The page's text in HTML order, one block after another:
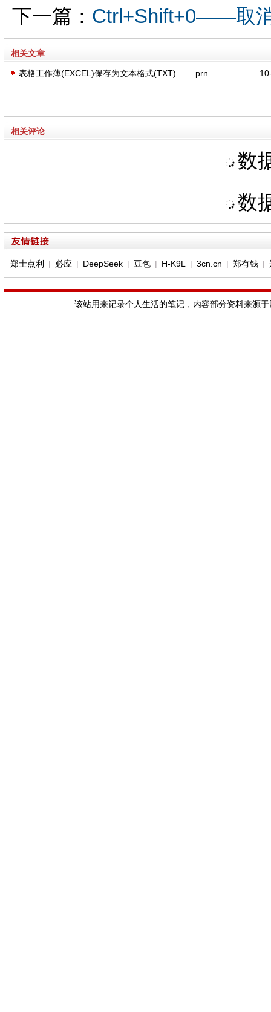
下一篇： Ctrl+Shift+0——取
相关文章
表格工作薄(EXCEL)保存为文本格式(TXT)——.prn
相关评论
数
数
郑士点利 | 必应 | DeepSeek| 豆包| H-K9L | 3cn.cn | 郑有钱|
该站用来记录个人生活的笔记，内容部分资料来源